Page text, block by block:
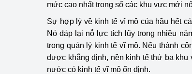
mức cao nhất trong số các khu vực mới
Sự hợp lý về kinh tế vĩ mô của hầu hết
Nó đáp lại nỗ lực tích lũy trong nhiều
trong quản lý kinh tế vĩ mô. Nếu thành
được khẳng định, nền kinh tế thứ ba khu
nước có kinh tế vĩ mô ổn định.